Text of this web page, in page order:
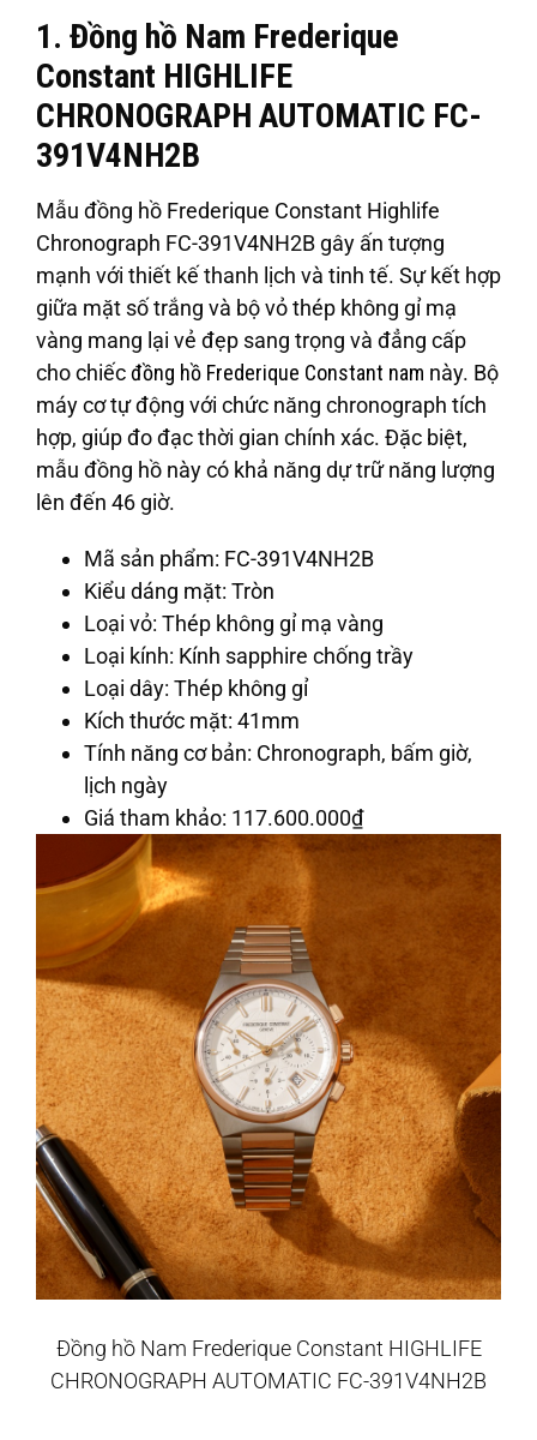
1. Đồng hồ Nam Frederique
Constant HIGHLIFE
CHRONOGRAPH AUTOMATIC FC-
391V4NH2B
Mẫu đồng hồ Frederique Constant Highlife
Chronograph FC-391V4NH2B gây ấn tượng
mạnh với thiết kế thanh lịch và tinh tế. Sự kết hợp
giữa mặt số trắng và bộ vỏ thép không gỉ mạ
vàng mang lại vẻ đẹp sang trọng và đẳng cấp
cho chiếcđồng hồ Frederique Constant nam này. Bộ
máy cơ tự động với chức năng chronograph tích
hợp, giúp đo đạc thời gian chính xác. Đặc biệt,
mẫu đồng hồ này có khả năng dự trữ năng lượng
lên đến 46 giờ.
Mã sản phẩm: FC-391V4NH2B
Kiểu dáng mặt: Tròn
Loại vỏ: Thép không gỉ mạ vàng
Loại kính: Kính sapphire chống trầy
Loại dây: Thép không gỉ
Kích thước mặt: 41mm
Tính năng cơ bản: Chronograph, bấm giờ,
lịch ngày
Giá tham khảo: 117.600.000₫
Đồng hồ Nam Frederique Constant HIGHLIFE
CHRONOGRAPH AUTOMATIC FC-391V4NH2B